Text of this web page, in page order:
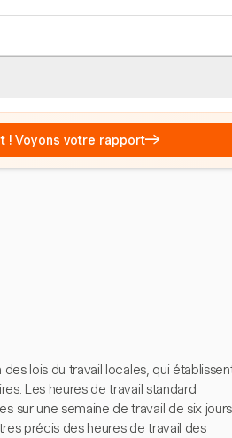
! Voyons votre rapport→
lois du travail locales, qui
Les heures de travail standard
sur une semaine de travail de six
précis des heures de travail des